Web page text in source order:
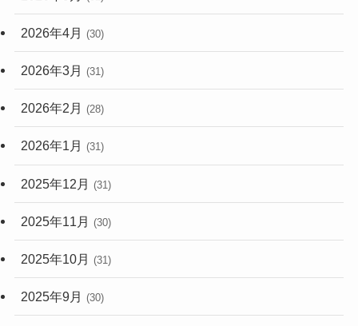
2026年4月 (30)
2026年3月 (31)
2026年2月 (28)
2026年1月 (31)
2025年12月 (31)
2025年11月 (30)
2025年10月 (31)
2025年9月 (30)